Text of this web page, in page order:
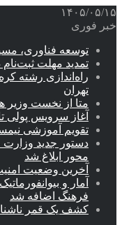
۱۴۰۵/۰۵/۱۵
خبر فوری
توسعه فناوری،
تمدید مهلت ثبت‌نام دومین
تهران
متا از نخست وزیر
آغاز سرویس پولی
تقویم آموزشی
دستور جدید وزارت
محور ابلاغ شد
آخرین وضعیت
آمار و
فرهنگ اضافه شد
کشف یک قمر